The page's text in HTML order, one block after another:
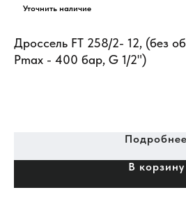
Дроссель FT 258/2- 12, (без
Pmax - 400 бар, G 1/2")
Подробнее
В корзину